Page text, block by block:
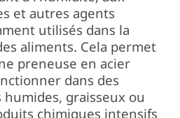
et autres agents
utilisés dans la
aliments. Cela permet
preneuse en acier
dans des
graisseux ou
chimiques intensifs